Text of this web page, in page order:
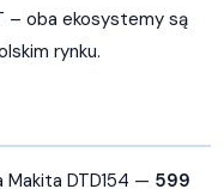
– oba ekosystemy są
rynku.
Makita DTD154 — 599